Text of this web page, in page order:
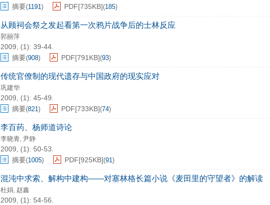
摘要(1191) PDF[735KB](185)
从顾祠会祭之发起看第一次鸦片战争后的士林反应
郭丽萍
2009, (1): 39-44.
摘要(908) PDF[791KB](93)
传统官僚制的现代遗存与中国政府的现实应对
巩建华
2009, (1): 45-49.
摘要(821) PDF[733KB](74)
李百药、杨师道诗论
李晓青, 尹静
2009, (1): 50-53.
摘要(1005) PDF[925KB](91)
混沌中求索、解构中建构——对塞林格长篇小说《麦田里的守望者》的解读
杜娟, 赵鑫
2009, (1): 54-56.